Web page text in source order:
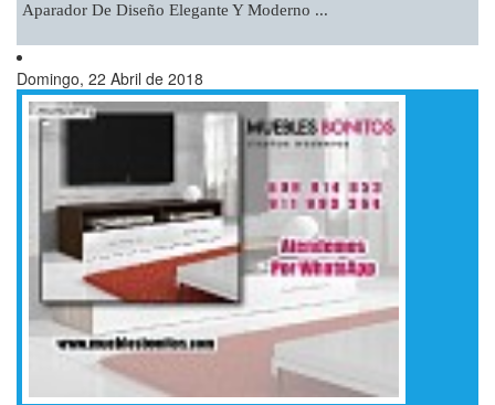
Aparador De Diseño Elegante Y Moderno ...
Domingo, 22 Abril de 2018